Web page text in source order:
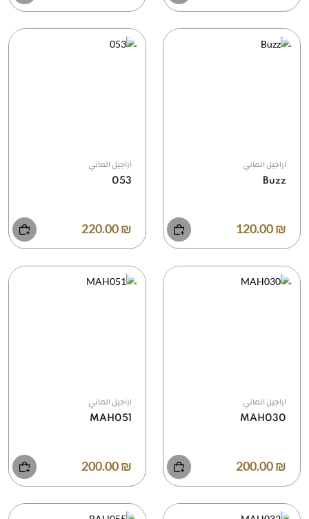
اراجيل الماني
Buzz
₪ 120.00
اراجيل الماني
053
₪ 220.00
اراجيل الماني
MAH030
₪ 200.00
اراجيل الماني
MAH051
₪ 200.00